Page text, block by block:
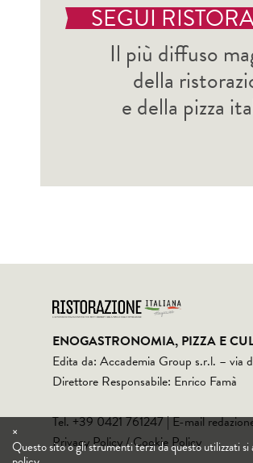
SEGUI
Il più diffuso
della
e della pizza
ENOGASTRONOMIA, PIZZA E
Edita da: Accademia Group s.r.l. –
Direttore Responsabile: Enrico Famà
Tel. +39 0421 761247 | E-mail
Privacy Policy/Cookie Policy
×
Questo sito o gli strumenti terzi da questo utilizzati